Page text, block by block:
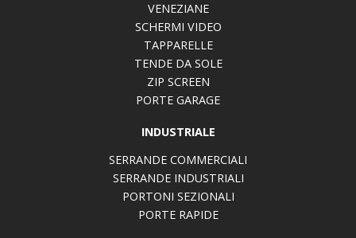
VENEZIANE
SCHERMI VIDEO
TAPPARELLE
TENDE DA SOLE
ZIP SCREEN
PORTE GARAGE
INDUSTRIALE
SERRANDE COMMERCIALI
SERRANDE INDUSTRIALI
PORTONI SEZIONALI
PORTE RAPIDE